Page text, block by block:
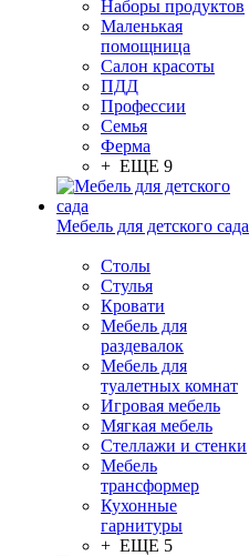
Наборы продуктов
Маленькая
помощница
Салон красоты
ПДД
Профессии
Семья
Ферма
+ ЕЩЕ 9
Мебель для детского сада
Столы
Cтулья
Кровати
Мебель для
раздевалок
Мебель для
туалетных комнат
Игровая мебель
Мягкая мебель
Стеллажи и стенки
Мебель
трансформер
Кухонные
гарнитуры
+ ЕЩЕ 5